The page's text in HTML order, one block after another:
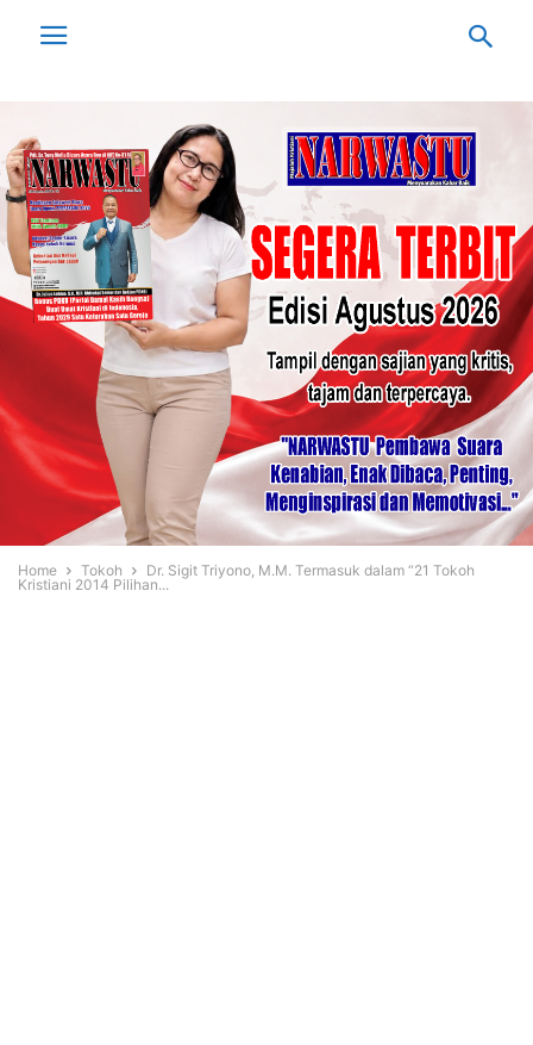
Home Tokoh
Dr. Sigit Triyono, M.M. Termasuk dalam “21 Tokoh
Kristiani 2014 Pilihan...